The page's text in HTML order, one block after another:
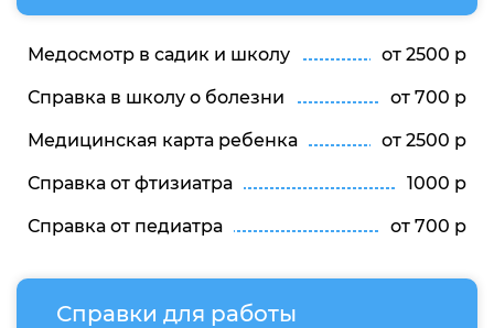
Медосмотр в садик и школу от 2500 р
Справка в школу о болезни от 700 р
Медицинская карта ребенка от 2500 р
Справка от фтизиатра 1000 р
Справка от педиатра от 700 р
Справки для работы